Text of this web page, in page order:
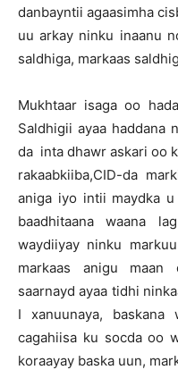
danbayntii agaasimha
uu arkay ninku inaanu
saldhiga, markaas
Mukhtaar isaga oo
Saldhigii ayaa haddana
da inta dhawr askari oo
rakaabkiiba,CID-da
aniga iyo intii maydka
baadhitaana waana
waydiiyay ninku
markaas anigu maan
saarnayd ayaa tidhi
I xanuunaya,
cagahiisa ku socda oo
koraayay baska uun,